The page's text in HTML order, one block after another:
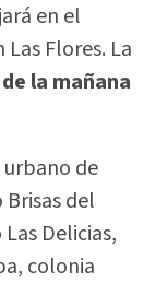
en el
Flores. La
la mañana
urbano de
del
Delicias,
colonia